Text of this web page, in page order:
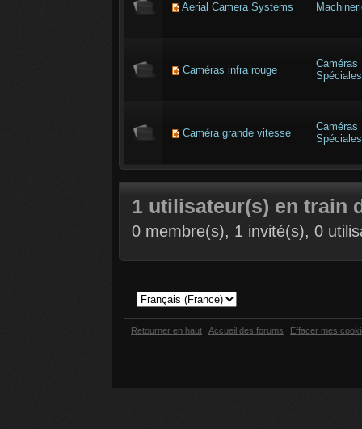
Aerial Camera Systems
Caméras infra rouge
Caméras
Spéciales
Caméra grande vitesse
Caméras
Spéciales
1 utilisateur(s) en train
0 membre(s), 1 invité(s), 0
Retourner en haut Accueil des forums Effacer mes